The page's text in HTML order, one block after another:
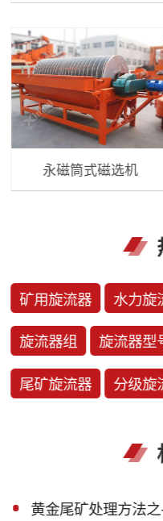
永磁筒式磁选机
矿用旋流器 水力旋
旋流器组 旋流器型
尾矿旋流器 分级旋
黄金尾矿处理方法